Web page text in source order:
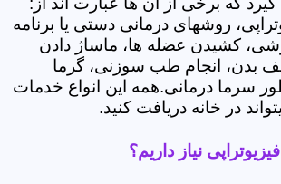
روشهای درمانی دستی یا برنامه
کشیدن عضله ها، ماساژ دادن
بدن، انجام طب سوزنی، گرما
سرما درمانی.همه این انواع خدمات
در خانه دریافت کنید.
نیاز داریم؟